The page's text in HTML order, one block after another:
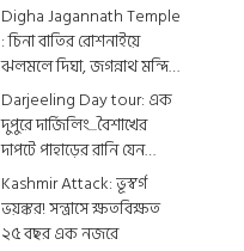
Digha Jagannath Temple
: চিনা বাতির রোশনাইয়ে
ঝলমলে দিঘা, জগন্নাথ মন্দিরে
শেষ মুহূর্তের সাজসজ্জা তুঙ্গে
Darjeeling Day tour: এক
দুপুরে দার্জিলিং...বৈশাখের
দাপটে পাহাড়ের রানি যেন
একটুকরো স্বর্গ
Kashmir Attack: ভূস্বর্গ
ভয়ঙ্কর! সন্ত্রাসে ক্ষতবিক্ষত
২৫ বছর এক নজরে